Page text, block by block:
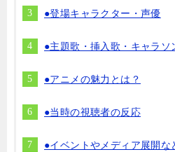
●登場キャラクター・声優
●主題歌・挿入歌・キャラソ
●アニメの魅力とは？
●当時の視聴者の反応
●イベントやメディア展開な